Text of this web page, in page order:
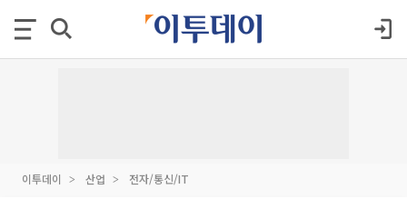
이투데이 산업 전자/통신/IT